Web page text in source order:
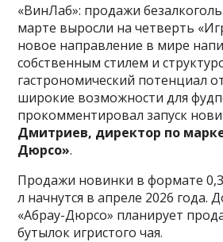
«ВинЛаб»: продажи
марте выросли на четверть
новое направление в мире
собственным стилем и
гастрономический потенциал
широкие возможности для
прокомментировал запуск
Дмитриев, директор по
Дюрсо».
Продажи новинки в формате
л начнутся в апреле 2026 года.
«Абрау-Дюрсо» планирует
бутылок игристого чая.